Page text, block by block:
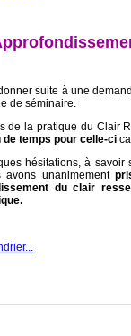
suite à une
de séminaire.
de la pratique du Clair
de temps pour celle-ci
hésitations, à
avons unanimement
du clair